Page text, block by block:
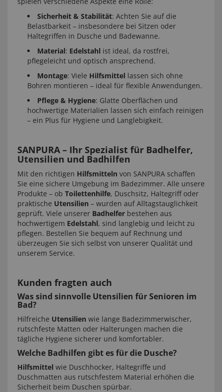
Sicherheit & Stabilität: Achten Sie auf die
Belastbarkeit – insbesondere bei Sitzen oder
Haltegriffen in Dusche und Badewanne.
Material: Edelstahl ist ideal, da rostfrei,
pflegeleicht und optisch ansprechend.
Montage: Viele Hilfsmittel lassen sich ohne
Bohren montieren – ideal für flexible Anwendungen.
Pflege & Hygiene: Glatte Oberflächen und
hochwertige Materialien lassen sich einfach reinigen
– ein Plus für Hygiene und Langlebigkeit.
SANPURA – Ihr Spezialist für Badhelfer,
Utensilien und Badhilfen
Mit den richtigen Hilfsmitteln von SANPURA schaffen
Sie eine sichere Umgebung im Badezimmer. Alle unsere
Produkte – ob Toilettenhilfe, Duschsitz, Haltegriff oder
praktische Utensilien – wurden auf Alltagstauglichkeit
geprüft. Viele unserer Badhelfer bestehen aus
hochwertigem Edelstahl, sind langlebig und leicht zu
pflegen. Bestellen Sie bequem auf Rechnung und
überzeugen Sie sich selbst von unserer Qualität und
unserem Service.
Kunden fragten auch
Was sind sinnvolle Utensilien für Senioren im
Bad?
Hilfreiche Utensilien wie lange Badezimmerwischer,
rutschfeste Matten oder Halterungen machen die
tägliche Hygiene sicherer und komfortabler.
Welche Badhilfen gibt es für die Dusche?
Hilfsmittel wie Duschhocker, Haltegriffe und
Duschmatten aus rutschfestem Material erhöhen die
Sicherheit beim Duschen spürbar.